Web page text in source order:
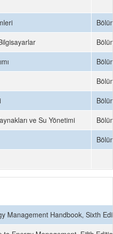
ve Su Yönetimi
Management Handbook, Sixth